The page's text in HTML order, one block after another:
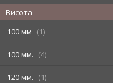
Висота
100 мм
1
100 мм. 4
120 мм. 1